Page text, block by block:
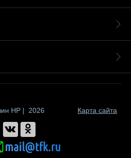
HP | 2026 Карта сайта